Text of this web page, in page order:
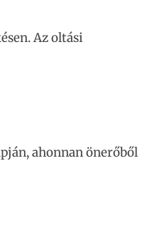
Az oltási
ahonnan önerőből